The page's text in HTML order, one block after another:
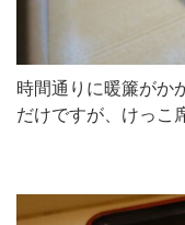
時間通りに暖簾がか
だけですが、けっこ